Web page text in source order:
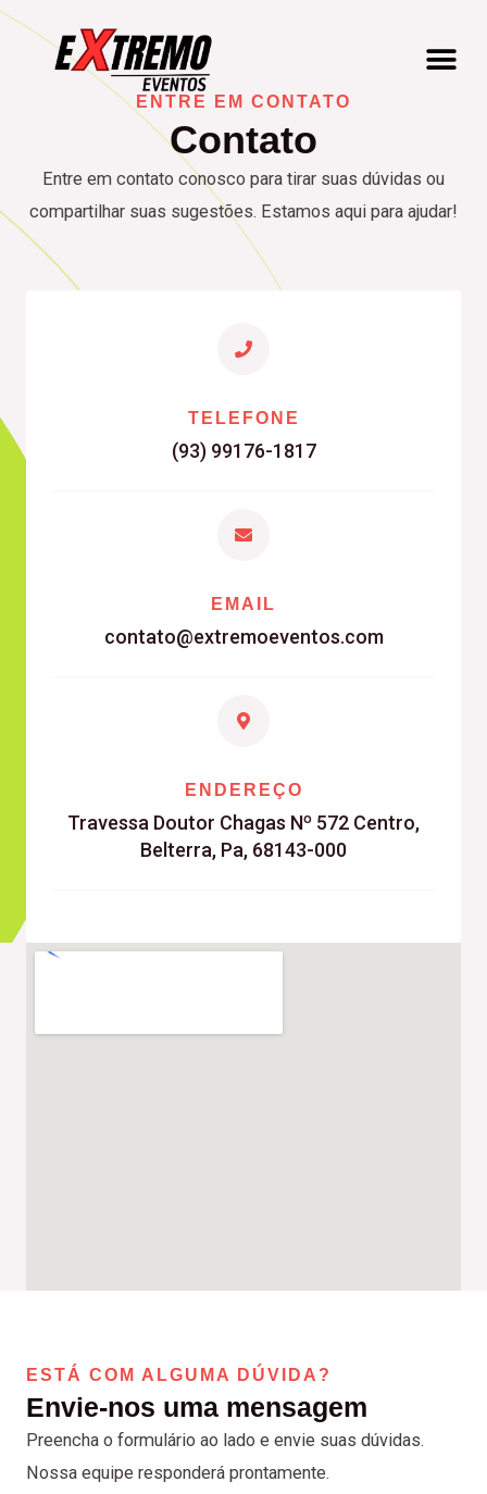
ENTRE EM CONTATO
Contato
Entre em contato conosco para tirar suas dúvidas ou
compartilhar suas sugestões. Estamos aqui para ajudar!
TELEFONE
(93) 99176-1817
EMAIL
contato@extremoeventos.com
ENDEREÇO
Travessa Doutor Chagas Nº 572 Centro,
Belterra, Pa, 68143-000
ESTÁ COM ALGUMA DÚVIDA?
Envie-nos uma mensagem
Preencha o formulário ao lado e envie suas dúvidas.
Nossa equipe responderá prontamente.